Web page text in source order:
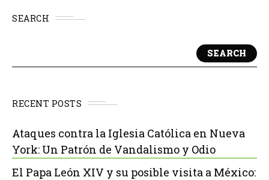
SEARCH
SEARCH
RECENT POSTS
Ataques contra la Iglesia Católica en Nueva
York: Un Patrón de Vandalismo y Odio
El Papa León XIV y su posible visita a México: